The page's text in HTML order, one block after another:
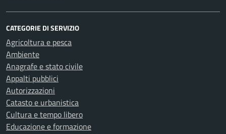
CATEGORIE DI SERVIZIO
Agricoltura e pesca
Ambiente
Anagrafe e stato civile
Appalti pubblici
Autorizzazioni
Catasto e urbanistica
Cultura e tempo libero
Educazione e formazione